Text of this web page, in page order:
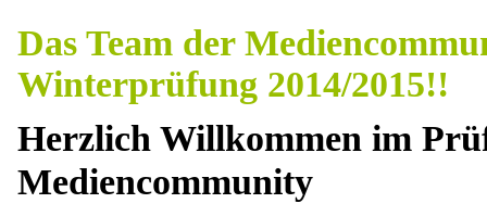
Das Team der
Winterprüfung 2014/2015!!
Herzlich Willkommen im
Mediencommunity